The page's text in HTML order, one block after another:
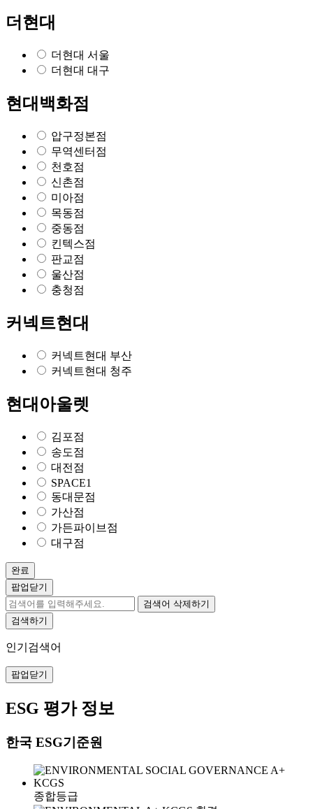
더현대
더현대 서울
더현대 대구
현대백화점
압구정본점
무역센터점
천호점
신촌점
미아점
목동점
중동점
킨텍스점
판교점
울산점
충청점
커넥트현대
커넥트현대 부산
커넥트현대 청주
현대아울렛
김포점
송도점
대전점
SPACE1
동대문점
가산점
가든파이브점
대구점
완료
팝업닫기
검색어 삭제하기
검색하기
인기검색어
팝업닫기
ESG 평가 정보
한국 ESG기준원
종합등급